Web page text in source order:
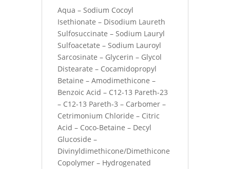
Aqua – Sodium Cocoyl
Isethionate – Disodium Laureth
Sulfosuccinate – Sodium Lauryl
Sulfoacetate – Sodium Lauroyl
Sarcosinate – Glycerin – Glycol
Distearate – Cocamidopropyl
Betaine – Amodimethicone –
Benzoic Acid – C12-13 Pareth-23
– C12-13 Pareth-3 – Carbomer –
Cetrimonium Chloride – Citric
Acid – Coco-Betaine – Decyl
Glucoside –
Divinyldimethicone/Dimethicone
Copolymer – Hydrogenated